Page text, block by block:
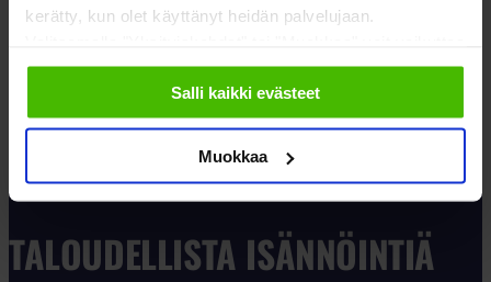
kerätty, kun olet käyttänyt heidän palvelujaan.
sallimiisi evästeisiin.
Salli kaikki evästeet
Muokkaa
TALOUDELLISTA ISÄNNÖINTIÄ